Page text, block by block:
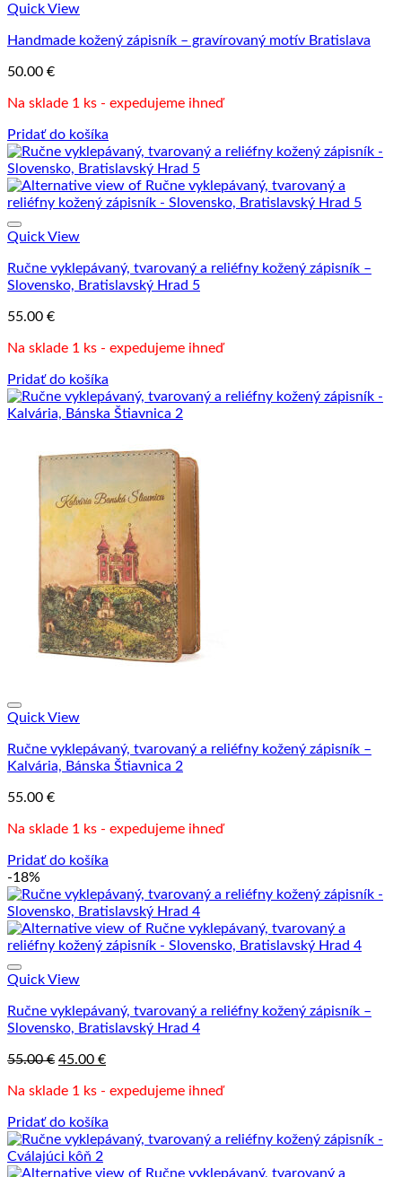
Quick View
Handmade kožený zápisník – gravírovaný motív Bratislava
50.00 €
Na sklade 1 ks - expedujeme ihneď
Pridať do košíka
Quick View
Ručne vyklepávaný, tvarovaný a reliéfny kožený zápisník –
Slovensko, Bratislavský Hrad 5
55.00 €
Na sklade 1 ks - expedujeme ihneď
Pridať do košíka
Quick View
Ručne vyklepávaný, tvarovaný a reliéfny kožený zápisník –
Kalvária, Bánska Štiavnica 2
55.00 €
Na sklade 1 ks - expedujeme ihneď
Pridať do košíka
-18%
Quick View
Ručne vyklepávaný, tvarovaný a reliéfny kožený zápisník –
Slovensko, Bratislavský Hrad 4
55.00€ Pôvodná
bola:
45.00 €Aktuálna
je:
Na sklade 1 ks - expedujeme ihneď
Pridať do košíka